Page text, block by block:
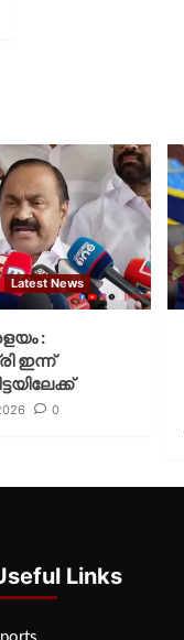
Latest News
:
ഇന്ന്
0
Links